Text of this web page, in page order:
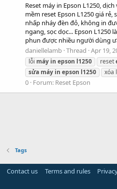
Reset máy in Epson L1250,
mềm reset Epson L1250 giá rẻ,
nhấp nháy đèn đỏ, không in
ngang, sọc dọc... Epson
phun được nhiều người dùng
daniellelamb Thread Apr 19,
lỗi máy in epson l1250 reset
sửa máy in epson l1250 xóa
0 Forum: Reset Epson
Tags
Contact us Terms and rules